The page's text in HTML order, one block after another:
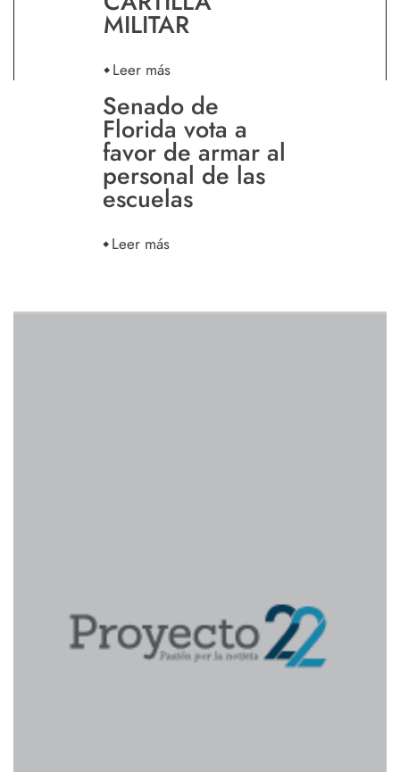
MILITAR
Leer más
Senado de
Florida vota a
favor de armar al
personal de las
escuelas
Leer más